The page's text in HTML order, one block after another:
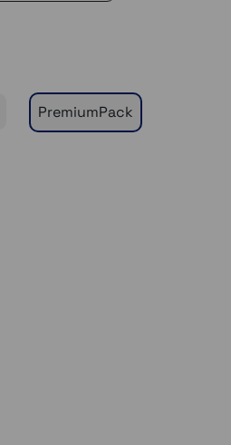
PremiumPack